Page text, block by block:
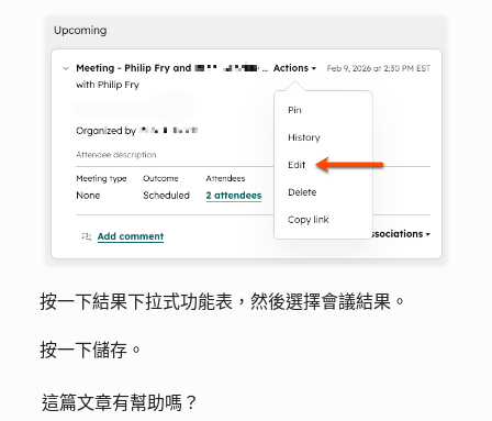
按一下結果下拉式功能表，然後選擇會議結果 。
按一下儲存 。
這篇文章有幫助嗎？